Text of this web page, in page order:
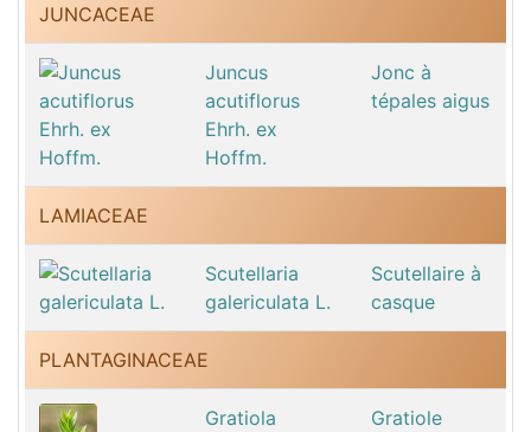
JUNCACEAE
Juncus
acutiflorus
Ehrh. ex
Hoffm.
Jonc à
tépales aigus
LAMIACEAE
Scutellaria
galericulata L.
Scutellaire à
casque
PLANTAGINACEAE
Gratiola
Gratiole